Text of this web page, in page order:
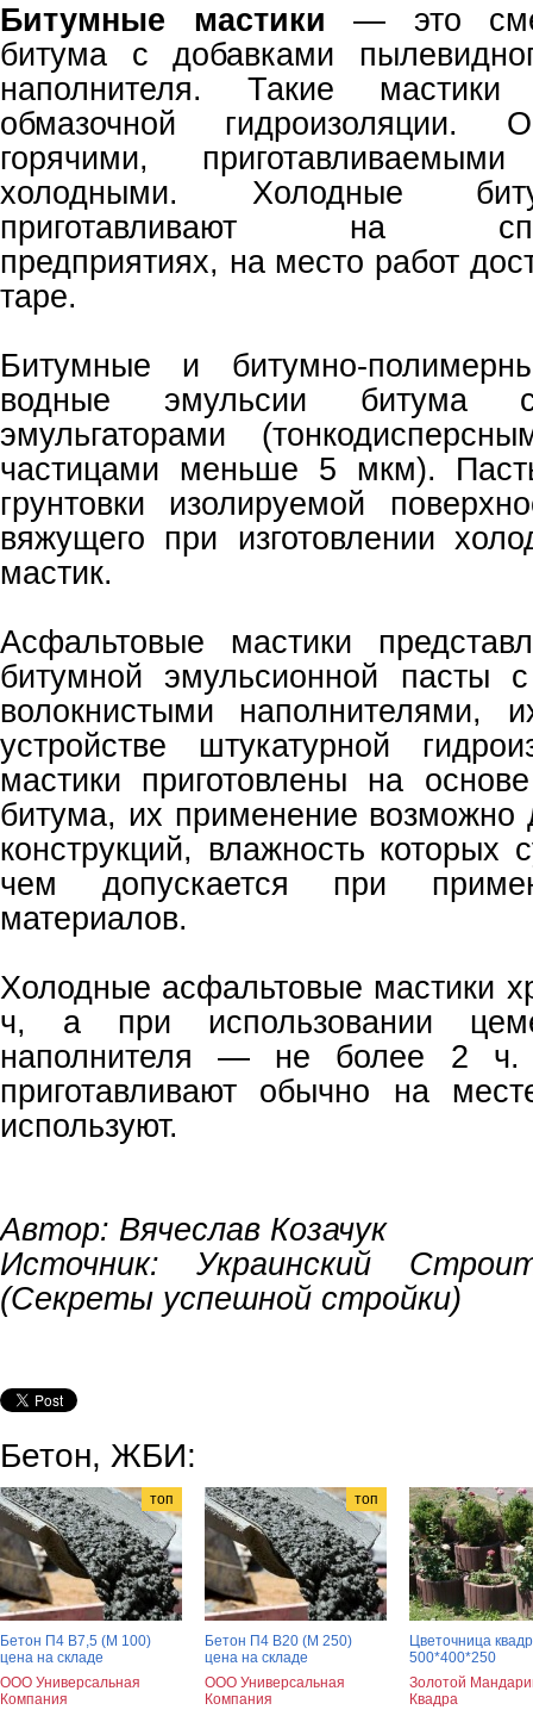
Битумные мастики — это
битума с добавками
наполнителя. Такие
обмазочной
горячими,
холодными. Холодные
приготавливают на
предприятиях, на место работ
таре.
Битумные и битумно-
водные эмульсии битума
эмульгаторами
частицами меньше 5 мкм).
грунтовки изолируемой
вяжущего при изготовлении
мастик.
Асфальтовые мастики
битумной эмульсионной пасты
волокнистыми наполнителями,
устройстве штукатурной
мастики приготовлены на
битума, их применение возможно
конструкций, влажность которых
чем допускается при
материалов.
Холодные асфальтовые мастики
ч, а при использовании
наполнителя — не более 2 ч.
приготавливают обычно на
используют.
Автор: Вячеслав Козачук
Источник: Украинский
(Секреты успешной стройки)
Бетон, ЖБИ:
топ
Бетон П4 В7,5 (М 100)
цена на складе
ООО Универсальная
Компания
топ
Бетон П4 В20 (М 250)
цена на складе
ООО Универсальная
Компания
Цветочница
500*400*250
Золотой
Квадра